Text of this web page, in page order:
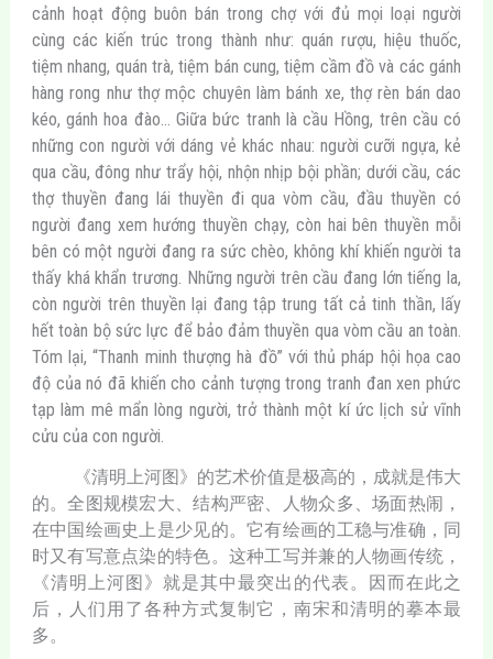
cảnh hoạt động buôn bán trong chợ với đủ mọi loại người
cùng các kiến trúc trong thành như: quán rượu, hiệu thuốc,
tiệm nhang, quán trà, tiệm bán cung, tiệm cầm đồ và các gánh
hàng rong như thợ mộc chuyên làm bánh xe, thợ rèn bán dao
kéo, gánh hoa đào… Giữa bức tranh là cầu Hồng, trên cầu có
những con người với dáng vẻ khác nhau: người cưỡi ngựa, kẻ
qua cầu, đông như trẩy hội, nhộn nhịp bội phần; dưới cầu, các
thợ thuyền đang lái thuyền đi qua vòm cầu, đầu thuyền có
người đang xem hướng thuyền chạy, còn hai bên thuyền mỗi
bên có một người đang ra sức chèo, không khí khiến người ta
thấy khá khẩn trương. Những người trên cầu đang lớn tiếng la,
còn người trên thuyền lại đang tập trung tất cả tinh thần, lấy
hết toàn bộ sức lực để bảo đảm thuyền qua vòm cầu an toàn.
Tóm lại, “Thanh minh thượng hà đồ” với thủ pháp hội họa cao
độ của nó đã khiến cho cảnh tượng trong tranh đan xen phức
tạp làm mê mẩn lòng người, trở thành một kí ức lịch sử vĩnh
cửu của con người.
《清明上河图》的艺术价值是极高的，成就是伟大
的。全图规模宏大、结构严密、人物众多、场面热闹，
在中国绘画史上是少见的。它有绘画的工稳与准确，同
时又有写意点染的特色。这种工写并兼的人物画传统，
《清明上河图》就是其中最突出的代表。因而在此之
后，人们用了各种方式复制它，南宋和清明的摹本最
多。